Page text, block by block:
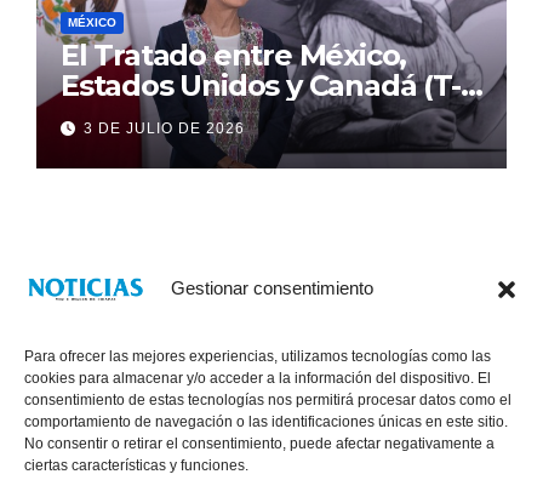
Gestionar consentimiento
Para ofrecer las mejores experiencias, utilizamos tecnologías como las
cookies para almacenar y/o acceder a la información del dispositivo. El
consentimiento de estas tecnologías nos permitirá procesar datos como el
comportamiento de navegación o las identificaciones únicas en este sitio.
No consentir o retirar el consentimiento, puede afectar negativamente a
ciertas características y funciones.
MÉXICO
El Tratado entre México,
Estados Unidos y Canadá (T-
MEC) se mantiene hasta el
2036: Presidenta Claudia
Sheinbaum
3 DE JULIO DE 2026
® Derechos Reservados 2026|